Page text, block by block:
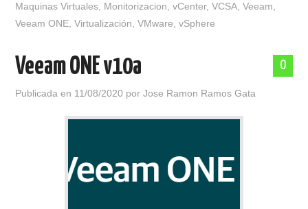
Maquinas Virtuales Monitorizacion ,vCenter,VCSA ,Veeam
Veeam ONE ,Virtualización ,VMware ,vSphere
0
Veeam ONE v10a
Publicada en 11/08/2020 porJose Ramon Ramos Gata